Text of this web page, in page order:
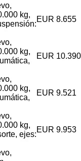
kg,
EUR 8.655
kg,
EUR 10.390
kg,
EUR 9.521
kg,
ejes:
EUR 9.953